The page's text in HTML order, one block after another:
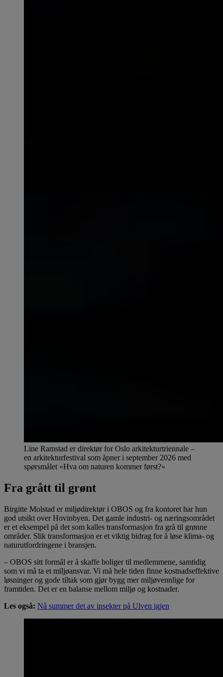
Line Ramstad er direktør for Oslo arkitekturtriennale –
en arkitekturfestival som åpner i september 2026 med
spørsmålet «Hva om naturen kommer først?»
Fra grått til grønt
Birgitte Molstad er miljødirektør i OBOS og fra kontoret har hun
god utsikt over Hovinbyen. Det gamle industri- og næringsområdet
er et eksempel på det som kalles transformasjon fra grå til grønne
områder. Slik transformasjon er et viktig bidrag for å løse klima- og
naturutfordringene i bransjen.
– OBOS sitt formål er å skaffe boliger til medlemmene, samtidig
som vi må ta et miljøansvar. Vi må hele tiden finne kostnadseffektive
løsninger og gode tiltak som gjør bygg mer miljøvennlige for
framtiden. Det er en balanse mellom miljø og kostnader.
Les også: Nå summer det av insekter på Ulven igjen